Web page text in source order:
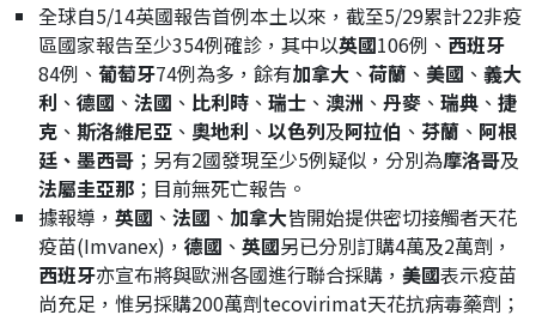
網
址
全球自5/14英國報告首例本土以來，截至5/29累計22非疫
區國家報告至少354例確診，其中以英國106例、 西班牙
84例、 葡萄牙74例為多，餘有加拿大 、 荷蘭 、 美國 、 義大
利 、 德國 、 法國 、 比利時 、 瑞士 、 澳洲 、 丹麥 、 瑞典 、 捷
克 、 斯洛維尼亞 、 奧地利 、 以色列及阿拉伯 、 芬蘭 、 阿根
廷 、 墨西哥 ；另有2國發現至少5例疑似，分別為摩洛哥及
法屬圭亞那 ；目前無死亡報告。
據報導， 英國 、 法國 、 加拿大皆開始提供密切接觸者天花
疫苗(Imvanex)， 德國 、 英國另已分別訂購4萬及2萬劑，
西班牙亦宣布將與歐洲各國進行聯合採購， 美國表示疫苗
尚充足，惟另採購200萬劑tecovirimat天花抗病毒藥劑；